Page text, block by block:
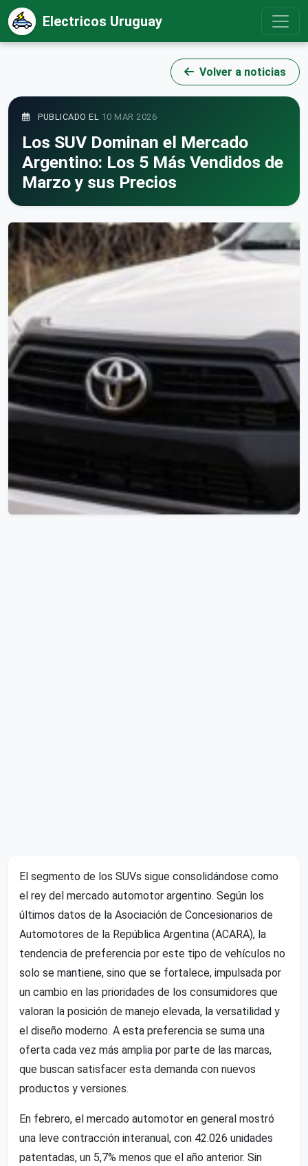
Electricos Uruguay
Volver a noticias
PUBLICADO EL 10 MAR 2026
Los SUV Dominan el Mercado
Argentino: Los 5 Más Vendidos de
Marzo y sus Precios
El segmento de los SUVs sigue consolidándose como
el rey del mercado automotor argentino. Según los
últimos datos de la Asociación de Concesionarios de
Automotores de la República Argentina (ACARA), la
tendencia de preferencia por este tipo de vehículos no
solo se mantiene, sino que se fortalece, impulsada por
un cambio en las prioridades de los consumidores que
valoran la posición de manejo elevada, la versatilidad y
el diseño moderno. A esta preferencia se suma una
oferta cada vez más amplia por parte de las marcas,
que buscan satisfacer esta demanda con nuevos
productos y versiones.
En febrero, el mercado automotor en general mostró
una leve contracción interanual, con 42.026 unidades
patentadas, un 5,7% menos que el año anterior. Sin